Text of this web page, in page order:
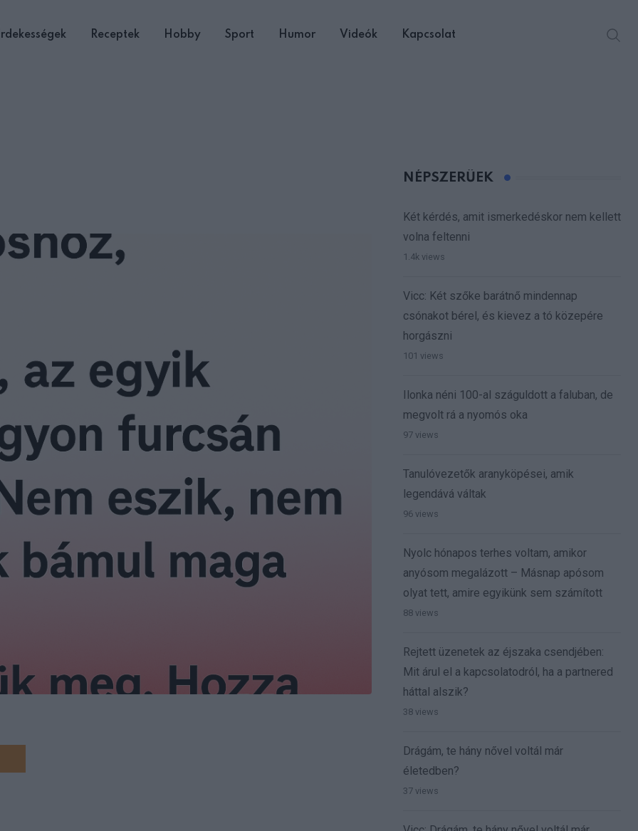
Receptek Hobby Sport Humor Videók Kapcsolat
NÉPSZERŰEK
Két kérdés, amit ismerkedéskor nem kellett
volna feltenni
1.4k views
Vicc: Két szőke barátnő mindennap
csónakot bérel, és kievez a tó közepére
horgászni
101 views
Ilonka néni 100-al száguldott a faluban, de
megvolt rá a nyomós oka
97 views
Tanulóvezetők aranyköpései, amik
legendává váltak
96 views
Nyolc hónapos terhes voltam, amikor
anyósom megalázott – Másnap apósom
olyat tett, amire egyikünk sem számított
88 views
Rejtett üzenetek az éjszaka csendjében:
Mit árul el a kapcsolatodról, ha a partnered
háttal alszik?
38 views
Drágám, te hány nővel voltál már
életedben?
37 views